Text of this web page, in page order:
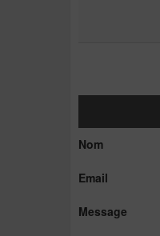
Nom
Email
Message